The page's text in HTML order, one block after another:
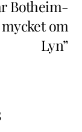
Botheim-
om
Lyn”